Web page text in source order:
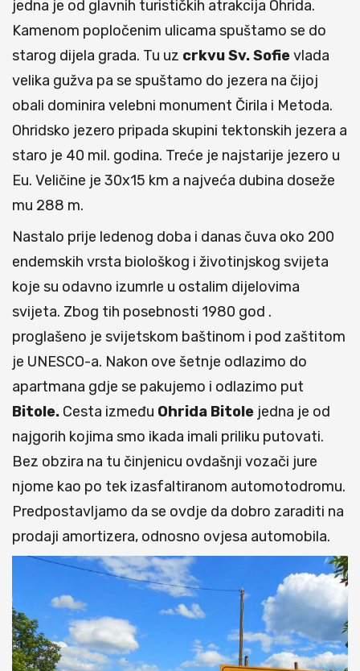
jedna je od glavnih turističkih atrakcija Ohrida.
Kamenom popločenim ulicama spuštamo se do
starog dijela grada. Tu uz crkvu Sv. Sofievlada
velika gužva pa se spuštamo do jezera na čijoj
obali dominira velebni monument Čirila i Metoda.
Ohridsko jezero pripada skupini tektonskih jezera a
staro je 40 mil. godina. Treće je najstarije jezero u
Eu. Veličine je 30x15 km a najveća dubina doseže
mu 288 m.
Nastalo prije ledenog doba i danas čuva oko 200
endemskih vrsta biološkog i životinjskog svijeta
koje su odavno izumrle u ostalim dijelovima
svijeta. Zbog tih posebnosti 1980 god .
proglašeno je svijetskom baštinom i pod zaštitom
je UNESCO-a. Nakon ove šetnje odlazimo do
apartmana gdje se pakujemo i odlazimo put
Bitole. Cesta između Ohrida Bitole jedna je od
najgorih kojima smo ikada imali priliku putovati.
Bez obzira na tu činjenicu ovdašnji vozači jure
njome kao po tek izasfaltiranom automotodromu.
Predpostavljamo da se ovdje da dobro zaraditi na
prodaji amortizera, odnosno ovjesa automobila.